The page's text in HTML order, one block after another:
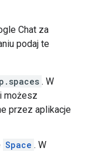
Chat za
podaj te
. W
możesz
przez aplikacje
Space . W